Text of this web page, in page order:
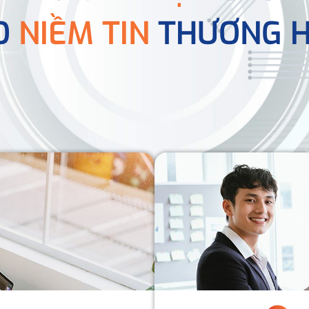
NIỀM TIN THƯƠNG